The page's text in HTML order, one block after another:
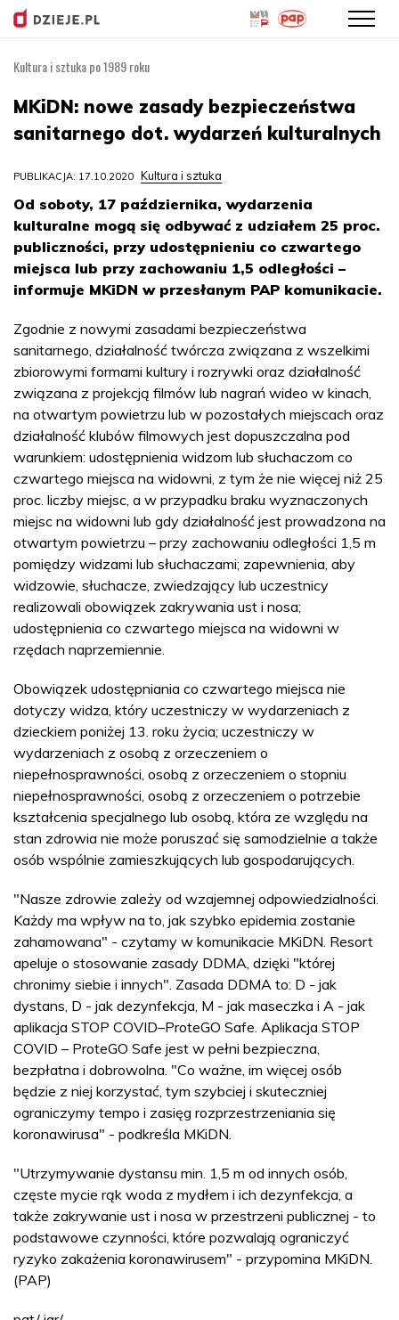
treści
Kultura i sztuka po 1989 roku
MKiDN: nowe zasady bezpieczeństwa
sanitarnego dot. wydarzeń kulturalnych
PUBLIKACJA: 17.10.2020 Kultura i sztuka
Od soboty, 17 października, wydarzenia
kulturalne mogą się odbywać z udziałem 25 proc.
publiczności, przy udostępnieniu co czwartego
miejsca lub przy zachowaniu 1,5 odległości –
informuje MKiDN w przesłanym PAP komunikacie.
Zgodnie z nowymi zasadami bezpieczeństwa
sanitarnego, działalność twórcza związana z wszelkimi
zbiorowymi formami kultury i rozrywki oraz działalność
związana z projekcją filmów lub nagrań wideo w kinach,
na otwartym powietrzu lub w pozostałych miejscach oraz
działalność klubów filmowych jest dopuszczalna pod
warunkiem: udostępnienia widzom lub słuchaczom co
czwartego miejsca na widowni, z tym że nie więcej niż 25
proc. liczby miejsc, a w przypadku braku wyznaczonych
miejsc na widowni lub gdy działalność jest prowadzona na
otwartym powietrzu – przy zachowaniu odległości 1,5 m
pomiędzy widzami lub słuchaczami; zapewnienia, aby
widzowie, słuchacze, zwiedzający lub uczestnicy
realizowali obowiązek zakrywania ust i nosa;
udostępnienia co czwartego miejsca na widowni w
rzędach naprzemiennie.
Obowiązek udostępniania co czwartego miejsca nie
dotyczy widza, który uczestniczy w wydarzeniach z
dzieckiem poniżej 13. roku życia; uczestniczy w
wydarzeniach z osobą z orzeczeniem o
niepełnosprawności, osobą z orzeczeniem o stopniu
niepełnosprawności, osobą z orzeczeniem o potrzebie
kształcenia specjalnego lub osobą, która ze względu na
stan zdrowia nie może poruszać się samodzielnie a także
osób wspólnie zamieszkujących lub gospodarujących.
"Nasze zdrowie zależy od wzajemnej odpowiedzialności.
Każdy ma wpływ na to, jak szybko epidemia zostanie
zahamowana" - czytamy w komunikacie MKiDN. Resort
apeluje o stosowanie zasady DDMA, dzięki "której
chronimy siebie i innych". Zasada DDMA to: D - jak
dystans, D - jak dezynfekcja, M - jak maseczka i A - jak
aplikacja STOP COVID–ProteGO Safe. Aplikacja STOP
COVID – ProteGO Safe jest w pełni bezpieczna,
bezpłatna i dobrowolna. "Co ważne, im więcej osób
będzie z niej korzystać, tym szybciej i skuteczniej
ograniczymy tempo i zasięg rozprzestrzeniania się
koronawirusa" - podkreśla MKiDN.
"Utrzymywanie dystansu min. 1,5 m od innych osób,
częste mycie rąk woda z mydłem i ich dezynfekcja, a
także zakrywanie ust i nosa w przestrzeni publicznej - to
podstawowe czynności, które pozwalają ograniczyć
ryzyko zakażenia koronawirusem" - przypomina MKiDN.
(PAP)